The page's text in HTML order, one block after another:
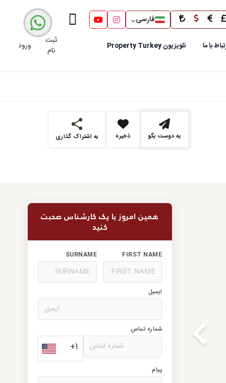
فارسی
با ما تلویزیون Property Turkey
ثبت
نام
ورود
به دوست بگو ذخیره به اشتراک گذاری
همین امروز با یک کارشناس صحبت
کنید
FIRST NAME
SURNAME
ایمیل
شماره تماس
+1
پیام